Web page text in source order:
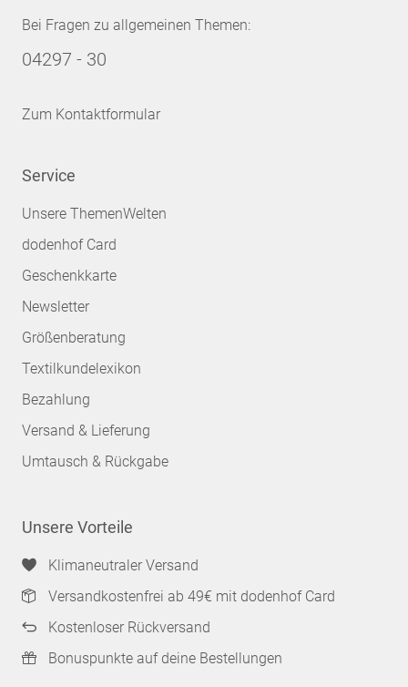
Bei Fragen zu allgemeinen Themen:
04297 - 30
Zum Kontaktformular
Service
Unsere ThemenWelten
dodenhof Card
Geschenkkarte
Newsletter
Größenberatung
Textilkundelexikon
Bezahlung
Versand & Lieferung
Umtausch & Rückgabe
Unsere Vorteile
Klimaneutraler Versand
Versandkostenfrei ab 49€ mit dodenhof Card
Kostenloser Rückversand
Bonuspunkte auf deine Bestellungen